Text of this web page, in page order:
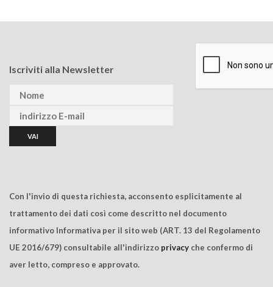
Iscriviti alla Newsletter
Con l'invio di questa richiesta, acconsento esplicitamente al
trattamento dei dati così come descritto nel documento
informativo Informativa per il sito web (ART. 13 del Regolamento
UE 2016/679) consultabile all'indirizzo privacy che confermo di
aver letto, compreso e approvato.